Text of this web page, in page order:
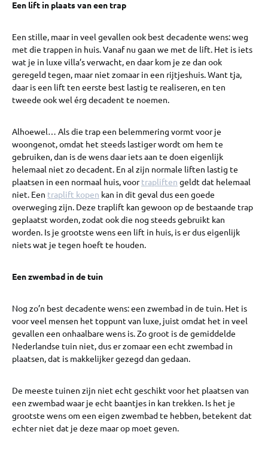
Een lift in plaats van een trap
Een stille, maar in veel gevallen ook best decadente wens: weg
met die trappen in huis. Vanaf nu gaan we met de lift. Het is iets
wat je in luxe villa’s verwacht, en daar kom je ze dan ook
geregeld tegen, maar niet zomaar in een rijtjeshuis. Want tja,
daar is een lift ten eerste best lastig te realiseren, en ten
tweede ook wel érg decadent te noemen.
Alhoewel… Als die trap een belemmering vormt voor je
woongenot, omdat het steeds lastiger wordt om hem te
gebruiken, dan is de wens daar iets aan te doen eigenlijk
helemaal niet zo decadent. En al zijn normale liften lastig te
plaatsen in een normaal huis, voortrapliften geldt dat helemaal
niet. Een traplift kopen kan in dit geval dus een goede
overweging zijn. Deze traplift kan gewoon op de bestaande trap
geplaatst worden, zodat ook die nog steeds gebruikt kan
worden. Is je grootste wens een lift in huis, is er dus eigenlijk
niets wat je tegen hoeft te houden.
Een zwembad in de tuin
Nog zo’n best decadente wens: een zwembad in de tuin. Het is
voor veel mensen het toppunt van luxe, juist omdat het in veel
gevallen een onhaalbare wens is. Zo groot is de gemiddelde
Nederlandse tuin niet, dus er zomaar een echt zwembad in
plaatsen, dat is makkelijker gezegd dan gedaan.
De meeste tuinen zijn niet echt geschikt voor het plaatsen van
een zwembad waar je echt baantjes in kan trekken. Is het je
grootste wens om een eigen zwembad te hebben, betekent dat
echter niet dat je deze maar op moet geven.